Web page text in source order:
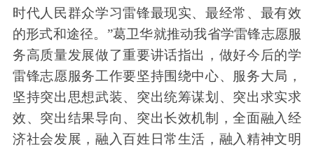
时代人民群众学习雷锋最现实、最经常、最有效
的形式和途径。”葛卫华就推动我省学雷锋志愿服
务高质量发展做了重要讲话指出，做好今后的学
雷锋志愿服务工作要坚持围绕中心、服务大局，
坚持突出思想武装、突出统筹谋划、突出求实求
效、突出结果导向、突出长效机制，全面融入经
济社会发展，融入百姓日常生活，融入精神文明